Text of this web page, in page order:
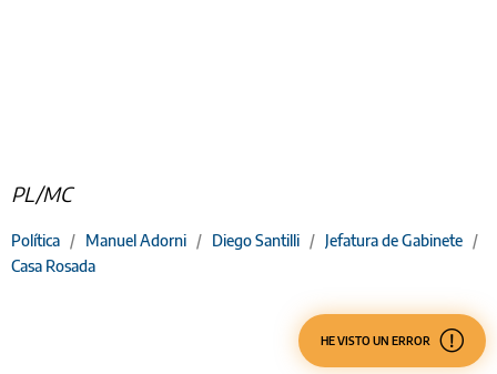
PL/MC
Política / Manuel Adorni / Diego Santilli / Jefatura de Gabinete /
Casa Rosada
HE VISTO UN ERROR